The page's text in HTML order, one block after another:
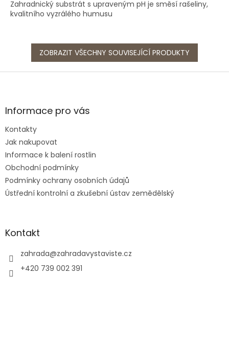
Zahradnický substrát s upraveným pH je směsí rašeliny,
kvalitního vyzrálého humusu
ZOBRAZIT VŠECHNY SOUVISEJÍCÍ PRODUKTY
Z
aInformace pro vás
Kontakty
Jak nakupovat
Informace k balení rostlin
Obchodní podmínky
Podmínky ochrany osobních údajů
Ústřední kontrolní a zkušební ústav zemědělský
Kontakt
zahrada@zahradavystaviste.cz
+420 739 002 391